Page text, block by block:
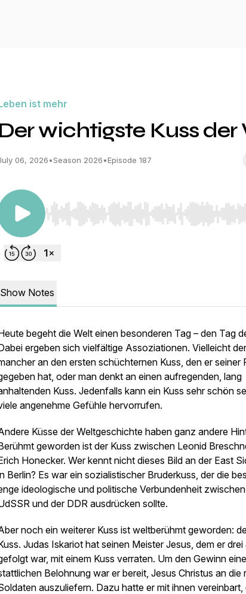
ist mehr
Der wichtigste Kuss der
06, 2026•Season 2026•Episode 187
Use Left/Right to seek, Home/End to jump to
Show Notes
begeht die Welt einen besonderen Tag – den Tag
ergeben sich vielfältige Assoziationen. Vielleicht
an den ersten schüchternen Kuss, den er seiner
hat, oder man denkt an einen aufregenden, lang
Kuss. Jedenfalls kann ein Kuss sehr schön
angenehme Gefühle hervorrufen.
Küsse der Weltgeschichte haben ganz andere
geworden ist der Kuss zwischen Leonid
Honecker. Wer kennt nicht dieses Bild an der East
Berlin? Es war ein sozialistischer Bruderkuss, der die
ideologische und politische Verbundenheit
und der DDR ausdrücken sollte.
noch ein weiterer Kuss ist weltberühmt geworden:
Judas Iskariot hat seinen Meister Jesus, dem er drei
war, mit einem Kuss verraten. Um den Gewinn
Belohnung war er bereit, Jesus Christus an die
auszuliefern. Dazu hatte er mit ihnen vereinbart,